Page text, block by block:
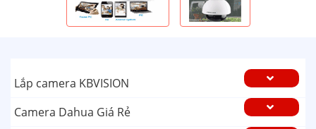
Lắp camera KBVISION
Camera Dahua Giá Rẻ